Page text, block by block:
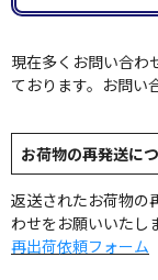
現在多くお問い合わ
ております。お問い
お荷物の再発送に
返送されたお荷物の
わせをお願いいたし
再出荷依頼フォーム